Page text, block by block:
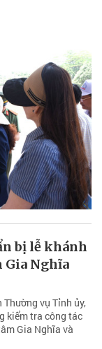
bị lễ khánh
Gia Nghĩa
Thường vụ Tỉnh ủy,
kiểm tra công tác
Gia Nghĩa và